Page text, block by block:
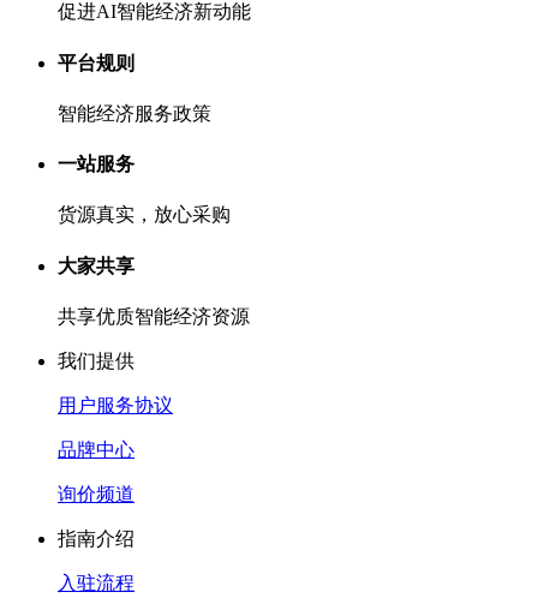
促进AI智能经济新动能
平台规则
智能经济服务政策
一站服务
货源真实，放心采购
大家共享
共享优质智能经济资源
我们提供
用户服务协议
品牌中心
询价频道
指南介绍
入驻流程